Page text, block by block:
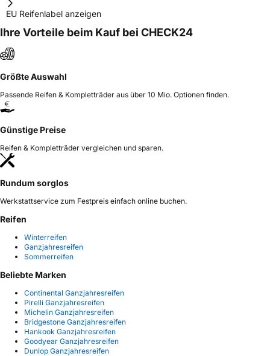
EU Reifenlabel anzeigen
Ihre Vorteile beim Kauf bei CHECK24
Größte Auswahl
Passende Reifen & Kompletträder aus über 10 Mio. Optionen finden.
Günstige Preise
Reifen & Kompletträder vergleichen und sparen.
Rundum sorglos
Werkstattservice zum Festpreis einfach online buchen.
Reifen
Winterreifen
Ganzjahresreifen
Sommerreifen
Beliebte Marken
Continental Ganzjahresreifen
Pirelli Ganzjahresreifen
Michelin Ganzjahresreifen
Bridgestone Ganzjahresreifen
Hankook Ganzjahresreifen
Goodyear Ganzjahresreifen
Dunlop Ganzjahresreifen